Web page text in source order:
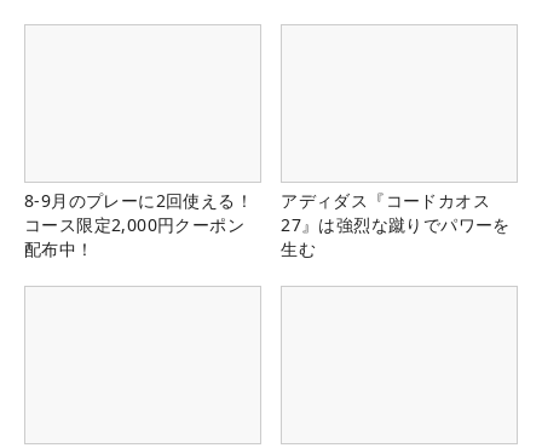
8-9月のプレーに2回使える！
コース限定2,000円クーポン
配布中！
アディダス『コードカオス
27』は強烈な蹴りでパワーを
生む